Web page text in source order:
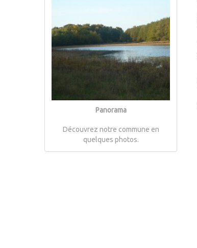
Panorama
Découvrez notre commune en
quelques photos.